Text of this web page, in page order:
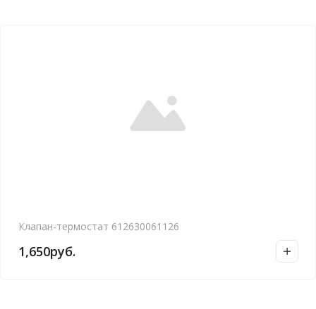
Клапан-термостат 612630061126
1,650руб.